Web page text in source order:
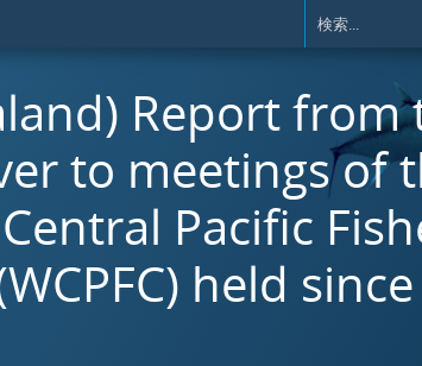
Report from
to meetings of
Pacific
held since